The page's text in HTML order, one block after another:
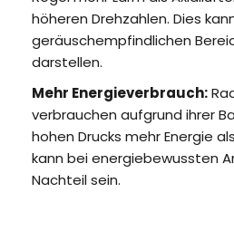
höheren Drehzahlen. Dies
geräuschempfindlichen
darstellen.
Mehr Energieverbrauch:
verbrauchen aufgrund ihrer
hohen Drucks mehr Energie
kann bei energiebewussten
Nachteil sein.